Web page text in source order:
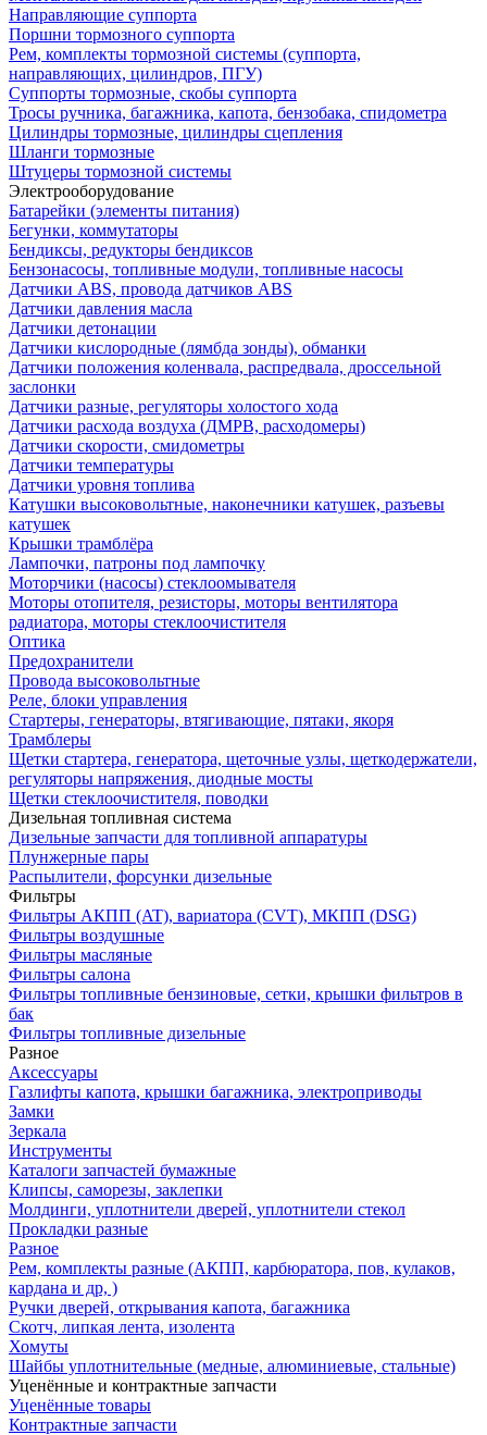
Направляющие суппорта
Поршни тормозного суппорта
Рем, комплекты тормозной системы (суппорта,
направляющих, цилиндров, ПГУ)
Суппорты тормозные, скобы суппорта
Тросы ручника, багажника, капота, бензобака, спидометра
Цилиндры тормозные, цилиндры сцепления
Шланги тормозные
Штуцеры тормозной системы
Электрооборудование
Батарейки (элементы питания)
Бегунки, коммутаторы
Бендиксы, редукторы бендиксов
Бензонасосы, топливные модули, топливные насосы
Датчики ABS, провода датчиков ABS
Датчики давления масла
Датчики детонации
Датчики кислородные (лямбда зонды), обманки
Датчики положения коленвала, распредвала, дроссельной
заслонки
Датчики разные, регуляторы холостого хода
Датчики расхода воздуха (ДМРВ, расходомеры)
Датчики скорости, смидометры
Датчики температуры
Датчики уровня топлива
Катушки высоковольтные, наконечники катушек, разъевы
катушек
Крышки трамблёра
Лампочки, патроны под лампочку
Моторчики (насосы) стеклоомывателя
Моторы отопителя, резисторы, моторы вентилятора
радиатора, моторы стеклоочистителя
Оптика
Предохранители
Провода высоковольтные
Реле, блоки управления
Стартеры, генераторы, втягивающие, пятаки, якоря
Трамблеры
Щетки стартера, генератора, щеточные узлы, щеткодержатели,
регуляторы напряжения, диодные мосты
Щетки стеклоочистителя, поводки
Дизельная топливная система
Дизельные запчасти для топливной аппаратуры
Плунжерные пары
Распылители, форсунки дизельные
Фильтры
Фильтры АКПП (AT), вариатора (CVT), МКПП (DSG)
Фильтры воздушные
Фильтры масляные
Фильтры салона
Фильтры топливные бензиновые, сетки, крышки фильтров в
бак
Фильтры топливные дизельные
Разное
Аксесcуары
Газлифты капота, крышки багажника, электроприводы
Замки
Зеркала
Инструменты
Каталоги запчастей бумажные
Клипсы, саморезы, заклепки
Молдинги, уплотнители дверей, уплотнители стекол
Прокладки разные
Разное
Рем, комплекты разные (АКПП, карбюратора, пов, кулаков,
кардана и др, )
Ручки дверей, открывания капота, багажника
Скотч, липкая лента, изолента
Хомуты
Шайбы уплотнительные (медные, алюминиевые, стальные)
Уценённые и контрактные запчасти
Уценённые товары
Контрактные запчасти